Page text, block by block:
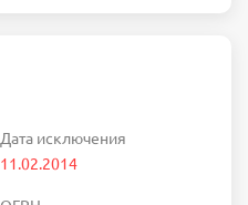
Дата исключения
11.02.2014